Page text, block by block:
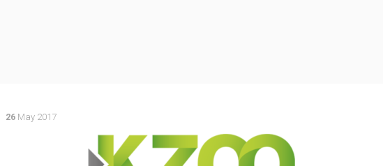
26 May 2017